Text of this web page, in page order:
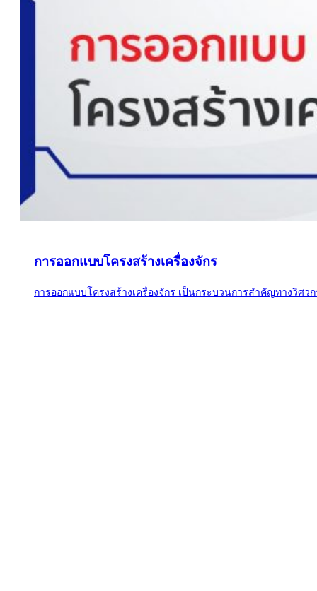
การออกแบบโครงสร้างเครื่องจักร
การออกแบบโครงสร้างเครื่องจักร เป็นกระบวนการสำคัญทางวิศ